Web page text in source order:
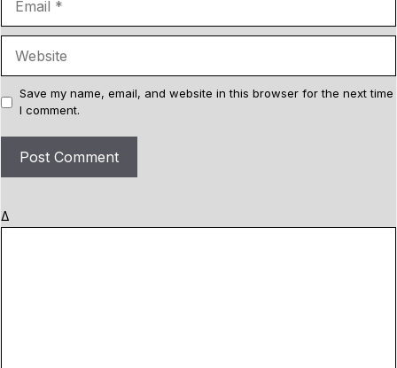
a
s
i
e
Save my name, email, and website in this browser for the next time
I comment.
Δ